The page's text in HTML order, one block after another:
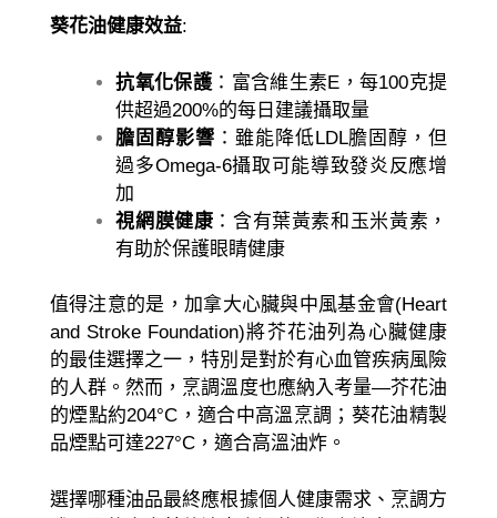
葵花油健康效益:
抗氧化保護 ：富含維生素E，每100克提
供超過200%的每日建議攝取量
膽固醇影響 ：雖能降低LDL膽固醇，但
過多Omega-6攝取可能導致發炎反應增
加
視網膜健康 ：含有葉黃素和玉米黃素，
有助於保護眼睛健康
值得注意的是，加拿大心臟與中風基金會(Heart
and Stroke Foundation)將芥花油列為心臟健康
的最佳選擇之一，特別是對於有心血管疾病風險
的人群。然而，烹調溫度也應納入考量—芥花油
的煙點約204°C，適合中高溫烹調；葵花油精製
品煙點可達227°C，適合高溫油炸。
選擇哪種油品最終應根據個人健康需求、烹調方